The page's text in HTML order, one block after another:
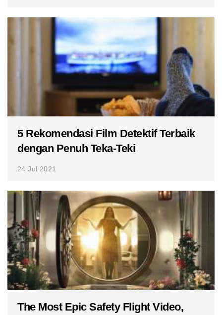
5 Rekomendasi Film Detektif Terbaik
dengan Penuh Teka-Teki
24 Jul 2021
The Most Epic Safety Flight Video,